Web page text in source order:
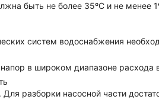
быть не более 35ºС и не менее
систем водоснабжения
в широком диапазоне расхода
разборки насосной части